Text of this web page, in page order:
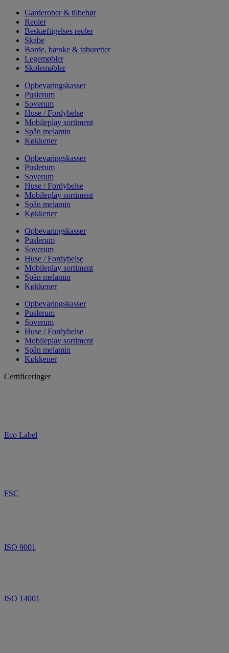
Garderober & tilbehør
Reoler
Beskæftigelses reoler
Skabe
Borde, bænke & taburetter
Legemøbler
Skolemøbler
Opbevaringskasser
Puslerum
Soverum
Huse / Fordybelse
Mobileplay sortiment
Spån melamin
Køkkener
Opbevaringskasser
Puslerum
Soverum
Huse / Fordybelse
Mobileplay sortiment
Spån melamin
Køkkener
Opbevaringskasser
Puslerum
Soverum
Huse / Fordybelse
Mobileplay sortiment
Spån melamin
Køkkener
Opbevaringskasser
Puslerum
Soverum
Huse / Fordybelse
Mobileplay sortiment
Spån melamin
Køkkener
Certificeringer
Eco Label
FSC
ISO 9001
ISO 14001